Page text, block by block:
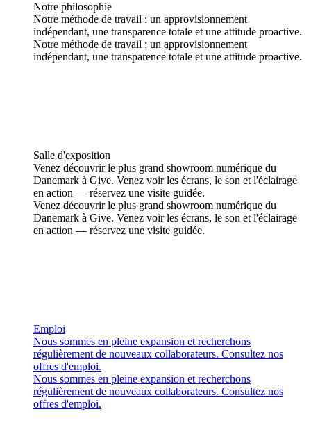
Notre philosophie
Notre méthode de travail : un approvisionnement
indépendant, une transparence totale et une attitude proactive.
Notre méthode de travail : un approvisionnement
indépendant, une transparence totale et une attitude proactive.
Salle d'exposition
Venez découvrir le plus grand showroom numérique du
Danemark à Give. Venez voir les écrans, le son et l'éclairage
en action — réservez une visite guidée.
Venez découvrir le plus grand showroom numérique du
Danemark à Give. Venez voir les écrans, le son et l'éclairage
en action — réservez une visite guidée.
Emploi
Nous sommes en pleine expansion et recherchons
régulièrement de nouveaux collaborateurs. Consultez nos
offres d'emploi.
Nous sommes en pleine expansion et recherchons
régulièrement de nouveaux collaborateurs. Consultez nos
offres d'emploi.